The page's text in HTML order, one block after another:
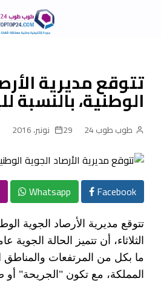
contentتتوقع مديرية
الوطنية، بالنسبة
طوب طوب 24 29 نونبر، 2016
Facebook
Whatsapp
تتوقع مديرية الأرصاد الجوية
الثلاثاء، أن تتميز الحالة
ما بكل من المرتفعات والمناطق
المملكة، مع تكون "الجريحة" أو